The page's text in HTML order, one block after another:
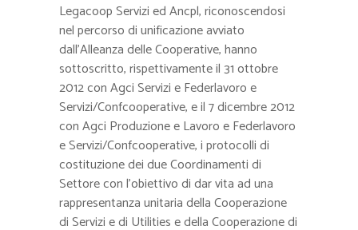
Legacoop Servizi ed Ancpl, riconoscendosi
nel percorso di unificazione avviato
dall’Alleanza delle Cooperative, hanno
sottoscritto, rispettivamente il 31 ottobre
2012 con Agci Servizi e Federlavoro e
Servizi/Confcooperative, e il 7 dicembre 2012
con Agci Produzione e Lavoro e Federlavoro
e Servizi/Confcooperative, i protocolli di
costituzione dei due Coordinamenti di
Settore con l’obiettivo di dar vita ad una
rappresentanza unitaria della Cooperazione
di Servizi e di Utilities e della Cooperazione di